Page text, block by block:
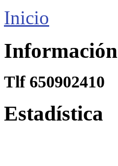
Inicio
Información
Tlf 650902410
Estadística